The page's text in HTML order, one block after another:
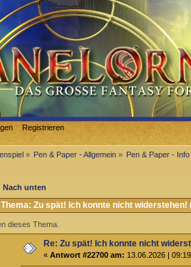
Registrieren
» Pen & Paper - Allgemein » Pen & Paper - Info
Nach unten
Thema: Zu spät! Ich konnte nicht
dieses Thema.
Re: Zu spät! Ich konnte nicht
«Antwort #22700 am: 13.06.2026 |